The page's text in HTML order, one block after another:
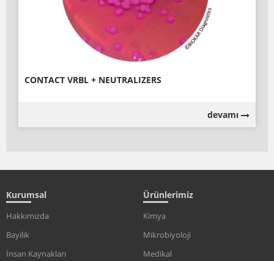
CONTACT VRBL + NEUTRALIZERS
devamı
Kurumsal
Hakkımızda
Bayilik
İnsan Kaynakları
Ürünlerimiz
Kimya
Mikrobiyoloji
Medikal